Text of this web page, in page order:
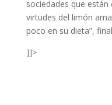
sociedades que
virtudes del limón
poco en su dieta”,
]]>